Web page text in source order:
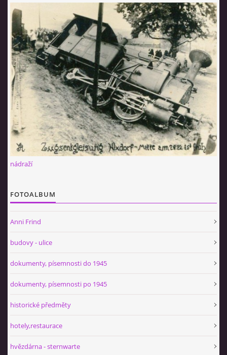
nádraží
FOTOALBUM
Anni Frind
budovy - ulice
dokumenty, písemnosti do 1945
dokumenty, písemnosti po 1945
historické předměty
hotely,restaurace
hvězdárna - sternwarte